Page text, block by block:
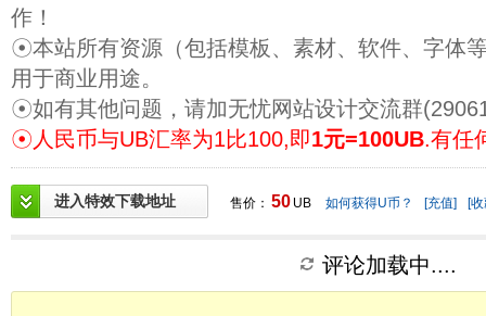
作！
☉本站所有资源（包括模板、素材、软件、字体
用于商业用途。
☉如有其他问题，请加无忧网站设计交流群
☉人民币与UB汇率为1比100,即1元=100UB.有任
进入特效下载地址 售价： 50 UB 如何获得U币？ [充值] [
评论加载中....